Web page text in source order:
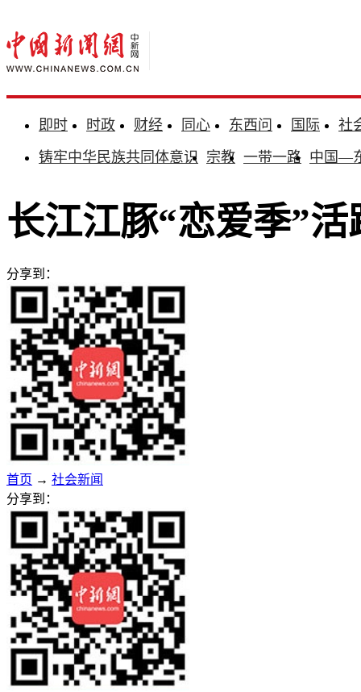
即时 时政 财经 同心 东西问 国际
社
铸牢中华民族共同体意识 宗教 一带一路 中国—
长江江豚“恋爱季”活
分享到：
首页 → 社会新闻
分享到：